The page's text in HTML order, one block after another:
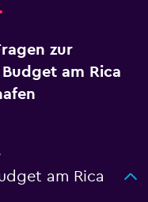
zur
am Rica
am Rica